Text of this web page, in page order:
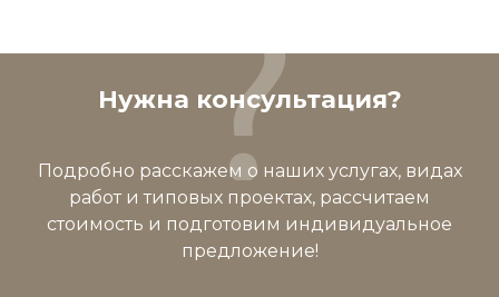
Нужна консультация?
Подробно расскажем о наших услугах, видах
работ и типовых проектах, рассчитаем
стоимость и подготовим индивидуальное
предложение!